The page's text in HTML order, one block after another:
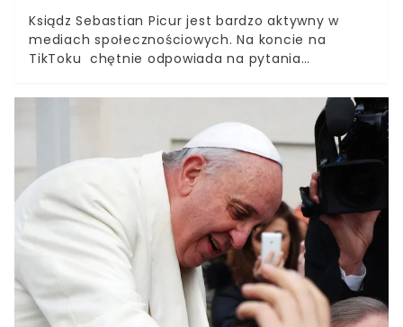
Ksiądz Sebastian Picur jest bardzo aktywny w
mediach społecznościowych. Na koncie na
TikToku chętnie odpowiada na pytania
kanonicznego, czy stanowiska Kościoła, kiedy te
budzą wątpliwości czy ciekawość. Niedawno
jedna z obserwatorek zapytała kapłana, czy
kobieta w ciąży może zostać matką
chrzestną. Okazuje się, że dla wielu osób kwestia
podawania do chrztu przez kobietę w ciąży, nie
jest oczywista. Wszystko przez ciągle żywy,
groźnie brzmiący przesąd o ciężarnych
chrzestnych. Mówi się bowiem, że to ściągnie
nieszczęście na jedno z dzieci!